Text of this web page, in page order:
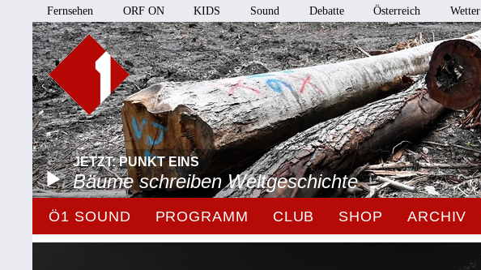
Fernsehen ORF ON KIDS Sound Debatte Österreich Wetter
JETZT: PUNKT EINS
Bäume schreiben Weltgeschichte
Ö1 SOUND PROGRAMM CLUB SHOP ARCHIV